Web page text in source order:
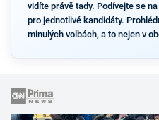
vidíte právě tady. Podívejte se
pro jednotlivé kandidáty.
minulých volbách, a to nejen v